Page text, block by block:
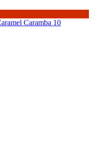
Caramba 10